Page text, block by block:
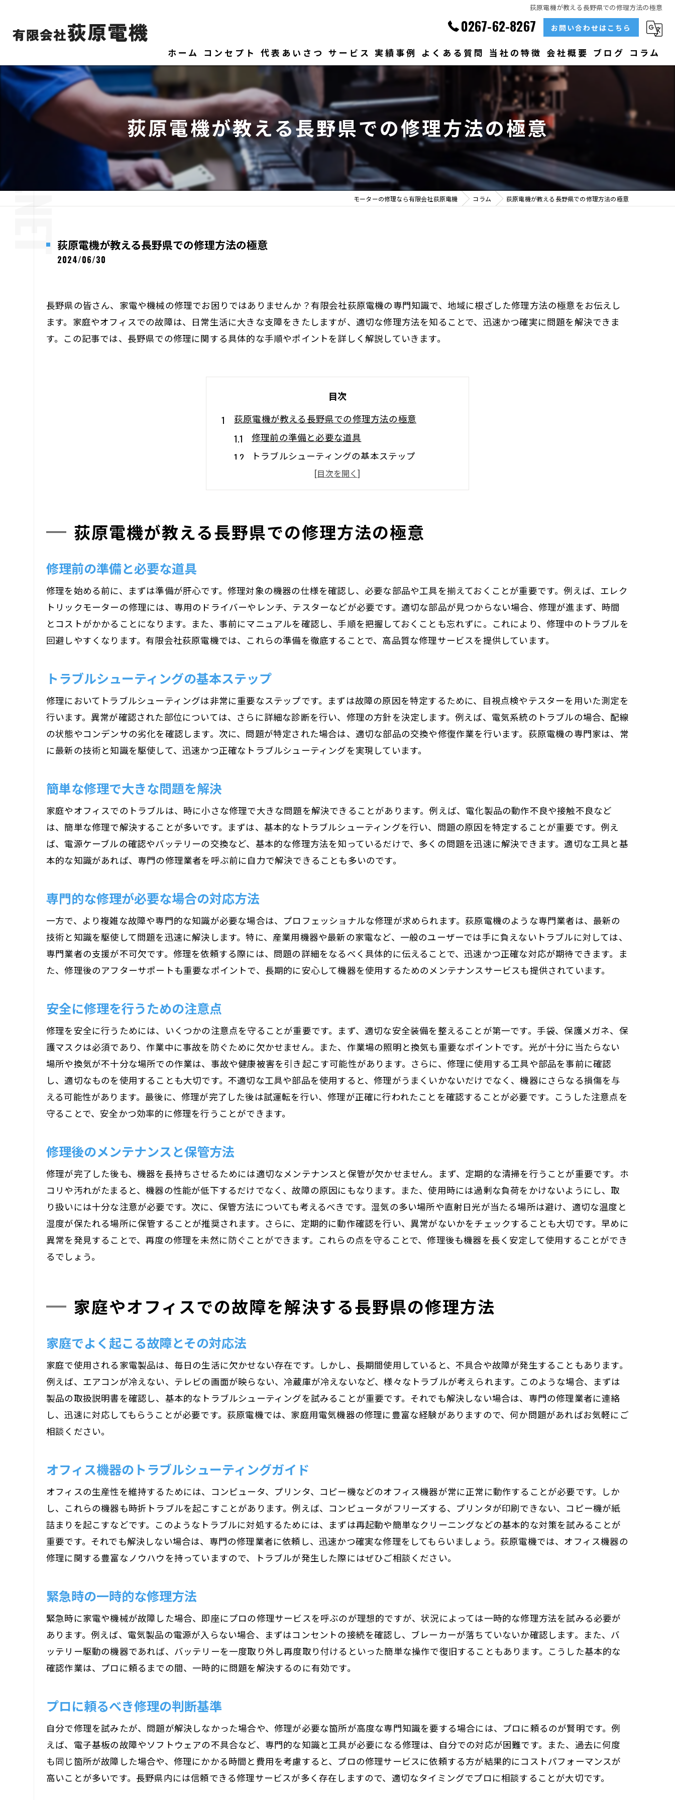
荻原電機が教える長野県での修理方法の極意
0267-62-8267 お問い合わせはこちら
ホーム コンセプト 代表あいさつ サービス 実績事例 よくある質問 当社の特徴
ベアリング
大型
メンテナンス
販売
会社概要 ブログ コラム
荻原電機が教える長野県での修理方法の極意
モーターの修理なら有限会社荻原電機 コラム 荻原電機が教える長野県での修理方法の極意
荻原電機が教える長野県での修理方法の極意
2024/06/30
長野県の皆さん、家電や機械の修理でお困りではありませんか？有限会社荻原電機の専門知識で、地域に根ざした修理方法の極意をお伝えし
ます。家庭やオフィスでの故障は、日常生活に大きな支障をきたしますが、適切な修理方法を知ることで、迅速かつ確実に問題を解決できま
す。この記事では、長野県での修理に関する具体的な手順やポイントを詳しく解説していきます。
目次
荻原電機が教える長野県での修理方法の極意
修理前の準備と必要な道具
トラブルシューティングの基本ステップ
簡単な修理で大きな問題を解決
専門的な修理が必要な場合の対応方法
修理後のメンテナンスと保管方法
オフィス機器のトラブルシューティングガイド
緊急時の一時的な修理方法
プロに頼るべき修理の判断基準
修理サービスの選び方と依頼方法
地域に根ざした荻原電機の専門知識で修理を迅速解決
地元で信頼される修理業者の選び方
荻原電機が提供する修理サービスの特徴
迅速な修理対応が可能な理由
お客様の声：修理サービスの満足度
家庭用電化製品の修理ポイントを長野県で学ぶ
冷蔵庫の故障と修理方法
洗濯機のトラブルシューティング
テレビとオーディオ機器の修理のコツ
エアコンの故障対応
家庭用電化製品のメンテナンス方法
荻原電機の豊富な経験に基づく修理の手順
修理前の点検と診断の重要性
効率的な修理作業の手順
修理作業中に注意すべき事項
修理後の確認と動作テスト
長野県で信頼される修理業者になるための秘訣
顧客満足度を高めるためのコミュニケーション
長野県内での競合と差別化ポイント
地域社会への貢献と信頼度向上策
環境に配慮した修理方法で持続可能な社会を目指す
修理による廃棄物削減の効果
環境に優しい修理材料の選び方
環境配慮型修理の実践例
モーター故障の原因と診断方法
モーターの分解と部品交換の手順
トラブルシューティングと修理ポイント
修理後の再組立てとテスト方法
荻原電機が教える長野県での修理方法の極意
修理前の準備と必要な道具
修理を始める前に、まずは準備が肝心です。修理対象の機器の仕様を確認し、必要な部品や工具を揃えておくことが重要です。例えば、エレク
トリックモーターの修理には、専用のドライバーやレンチ、テスターなどが必要です。適切な部品が見つからない場合、修理が進まず、時間
とコストがかかることになります。また、事前にマニュアルを確認し、手順を把握しておくことも忘れずに。これにより、修理中のトラブルを
回避しやすくなります。有限会社荻原電機では、これらの準備を徹底することで、高品質な修理サービスを提供しています。
トラブルシューティングの基本ステップ
修理においてトラブルシューティングは非常に重要なステップです。まずは故障の原因を特定するために、目視点検やテスターを用いた測定を
行います。異常が確認された部位については、さらに詳細な診断を行い、修理の方針を決定します。例えば、電気系統のトラブルの場合、配線
の状態やコンデンサの劣化を確認します。次に、問題が特定された場合は、適切な部品の交換や修復作業を行います。荻原電機の専門家は、常
に最新の技術と知識を駆使して、迅速かつ正確なトラブルシューティングを実現しています。
簡単な修理で大きな問題を解決
家庭やオフィスでのトラブルは、時に小さな修理で大きな問題を解決できることがあります。例えば、電化製品の動作不良や接触不良など
は、簡単な修理で解決することが多いです。まずは、基本的なトラブルシューティングを行い、問題の原因を特定することが重要です。例え
ば、電源ケーブルの確認やバッテリーの交換など、基本的な修理方法を知っているだけで、多くの問題を迅速に解決できます。適切な工具と基
本的な知識があれば、専門の修理業者を呼ぶ前に自力で解決できることも多いのです。
専門的な修理が必要な場合の対応方法
一方で、より複雑な故障や専門的な知識が必要な場合は、プロフェッショナルな修理が求められます。荻原電機のような専門業者は、最新の
技術と知識を駆使して問題を迅速に解決します。特に、産業用機器や最新の家電など、一般のユーザーでは手に負えないトラブルに対しては、
専門業者の支援が不可欠です。修理を依頼する際には、問題の詳細をなるべく具体的に伝えることで、迅速かつ正確な対応が期待できます。ま
た、修理後のアフターサポートも重要なポイントで、長期的に安心して機器を使用するためのメンテナンスサービスも提供されています。
安全に修理を行うための注意点
修理を安全に行うためには、いくつかの注意点を守ることが重要です。まず、適切な安全装備を整えることが第一です。手袋、保護メガネ、保
護マスクは必須であり、作業中に事故を防ぐために欠かせません。また、作業場の照明と換気も重要なポイントです。光が十分に当たらない
場所や換気が不十分な場所での作業は、事故や健康被害を引き起こす可能性があります。さらに、修理に使用する工具や部品を事前に確認
し、適切なものを使用することも大切です。不適切な工具や部品を使用すると、修理がうまくいかないだけでなく、機器にさらなる損傷を与
える可能性があります。最後に、修理が完了した後は試運転を行い、修理が正確に行われたことを確認することが必要です。こうした注意点を
守ることで、安全かつ効率的に修理を行うことができます。
修理後のメンテナンスと保管方法
修理が完了した後も、機器を長持ちさせるためには適切なメンテナンスと保管が欠かせません。まず、定期的な清掃を行うことが重要です。ホ
コリや汚れがたまると、機器の性能が低下するだけでなく、故障の原因にもなります。また、使用時には過剰な負荷をかけないようにし、取
り扱いには十分な注意が必要です。次に、保管方法についても考えるべきです。湿気の多い場所や直射日光が当たる場所は避け、適切な温度と
湿度が保たれる場所に保管することが推奨されます。さらに、定期的に動作確認を行い、異常がないかをチェックすることも大切です。早めに
異常を発見することで、再度の修理を未然に防ぐことができます。これらの点を守ることで、修理後も機器を長く安定して使用することができ
るでしょう。
家庭やオフィスでの故障を解決する長野県の修理方法
家庭でよく起こる故障とその対応法
家庭で使用される家電製品は、毎日の生活に欠かせない存在です。しかし、長期間使用していると、不具合や故障が発生することもあります。
例えば、エアコンが冷えない、テレビの画面が映らない、冷蔵庫が冷えないなど、様々なトラブルが考えられます。このような場合、まずは
製品の取扱説明書を確認し、基本的なトラブルシューティングを試みることが重要です。それでも解決しない場合は、専門の修理業者に連絡
し、迅速に対応してもらうことが必要です。荻原電機では、家庭用電気機器の修理に豊富な経験がありますので、何か問題があればお気軽にご
相談ください。
オフィス機器のトラブルシューティングガイド
オフィスの生産性を維持するためには、コンピュータ、プリンタ、コピー機などのオフィス機器が常に正常に動作することが必要です。しか
し、これらの機器も時折トラブルを起こすことがあります。例えば、コンピュータがフリーズする、プリンタが印刷できない、コピー機が紙
詰まりを起こすなどです。このようなトラブルに対処するためには、まずは再起動や簡単なクリーニングなどの基本的な対策を試みることが
重要です。それでも解決しない場合は、専門の修理業者に依頼し、迅速かつ確実な修理をしてもらいましょう。荻原電機では、オフィス機器の
修理に関する豊富なノウハウを持っていますので、トラブルが発生した際にはぜひご相談ください。
緊急時の一時的な修理方法
緊急時に家電や機械が故障した場合、即座にプロの修理サービスを呼ぶのが理想的ですが、状況によっては一時的な修理方法を試みる必要が
あります。例えば、電気製品の電源が入らない場合、まずはコンセントの接続を確認し、ブレーカーが落ちていないか確認します。また、バ
ッテリー駆動の機器であれば、バッテリーを一度取り外し再度取り付けるといった簡単な操作で復旧することもあります。こうした基本的な
確認作業は、プロに頼るまでの間、一時的に問題を解決するのに有効です。
プロに頼るべき修理の判断基準
自分で修理を試みたが、問題が解決しなかった場合や、修理が必要な箇所が高度な専門知識を要する場合には、プロに頼るのが賢明です。例
えば、電子基板の故障やソフトウェアの不具合など、専門的な知識と工具が必要になる修理は、自分での対応が困難です。また、過去に何度
も同じ箇所が故障した場合や、修理にかかる時間と費用を考慮すると、プロの修理サービスに依頼する方が結果的にコストパフォーマンスが
高いことが多いです。長野県内には信頼できる修理サービスが多く存在しますので、適切なタイミングでプロに相談することが大切です。